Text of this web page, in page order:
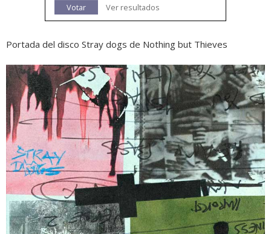
Votar
Ver resultados
Portada del disco Stray dogs de Nothing but Thieves